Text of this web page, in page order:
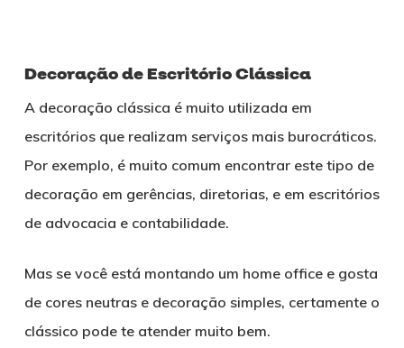
Decoração de Escritório Clássica
A decoração clássica é muito utilizada em
escritórios que realizam serviços mais burocráticos.
Por exemplo, é muito comum encontrar este tipo de
decoração em gerências, diretorias, e em escritórios
de advocacia e contabilidade.
Mas se você está montando um home office e gosta
de cores neutras e decoração simples, certamente o
clássico pode te atender muito bem.